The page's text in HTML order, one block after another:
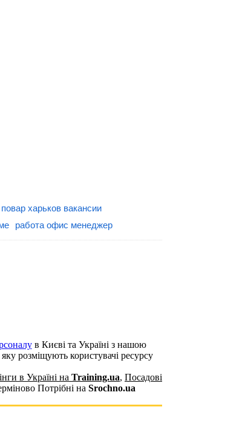
повар харьков вакансии
работа офис менеджер
в Києві та Україні з нашою
яку розміщують користувачі ресурсу
в Україні на Training.ua, Посадові
Потрібні на Srochno.ua